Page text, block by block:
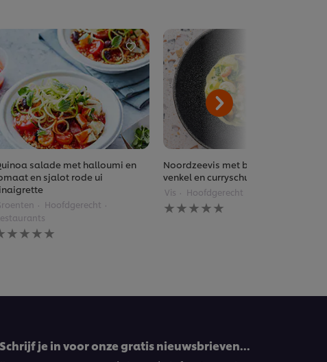
salade met halloumi en
en sjalot rode ui
Hoofdgerecht
Geen
Noordzeevis met boerenkool en
venkel en curryschuim
Vis Hoofdgerecht
Geen
beoordelingen
je in voor onze gratis nieuwsbrieven…